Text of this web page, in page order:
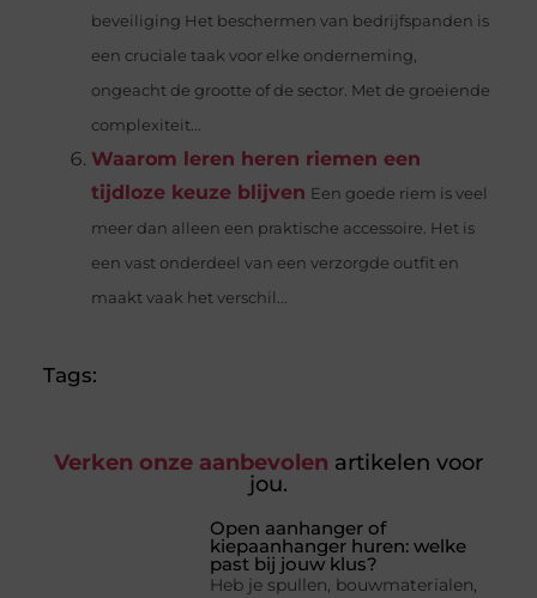
beveiliging Het beschermen van bedrijfspanden is
een cruciale taak voor elke onderneming,
ongeacht de grootte of de sector. Met de groeiende
complexiteit...
Waarom leren heren riemen een
tijdloze keuze blijven Een goede riem is veel
meer dan alleen een praktische accessoire. Het is
een vast onderdeel van een verzorgde outfit en
maakt vaak het verschil...
Tags:
Verken onze aanbevolen artikelen voor
jou.
Open aanhanger of
kiepaanhanger huren: welke
past bij jouw klus?
Heb je spullen, bouwmaterialen,